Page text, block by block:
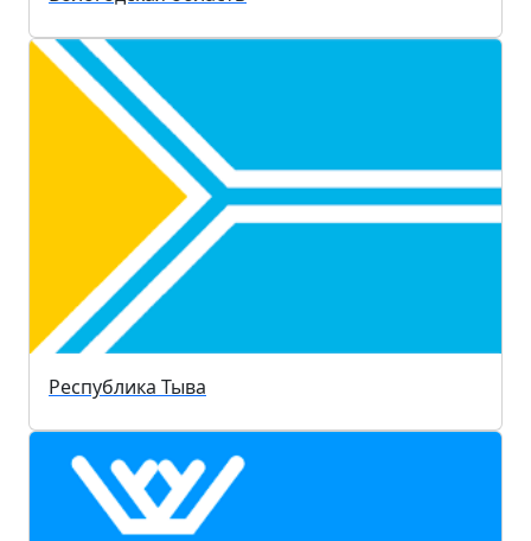
Республика Тыва